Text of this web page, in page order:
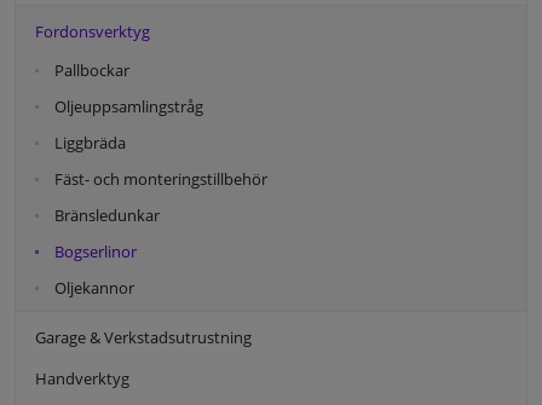
Fordonsverktyg
Pallbockar
Oljeuppsamlingstråg
Liggbräda
Fäst- och monteringstillbehör
Bränsledunkar
Bogserlinor
Oljekannor
Garage & Verkstadsutrustning
Handverktyg